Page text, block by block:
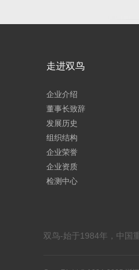
走进双鸟
企业介绍
董事长致辞
发展历史
组织结构
企业荣誉
企业资质
检测中心
双鸟-始于1984年，中国